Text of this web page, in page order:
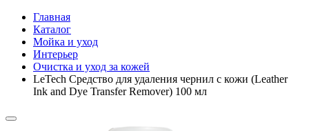
Главная
Каталог
Мойка и уход
Интерьер
Очистка и уход за кожей
LeTech Средство для удаления чернил с кожи (Leather
Ink and Dye Transfer Remover) 100 мл